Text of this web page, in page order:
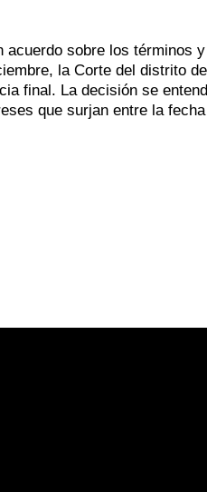
acuerdo sobre los términos y
la Corte del distrito de
final. La decisión se
que surjan entre la